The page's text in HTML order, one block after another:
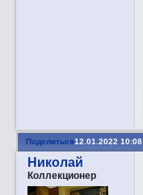
Поделиться12.01.2022 10:08
Николай
Коллекционер